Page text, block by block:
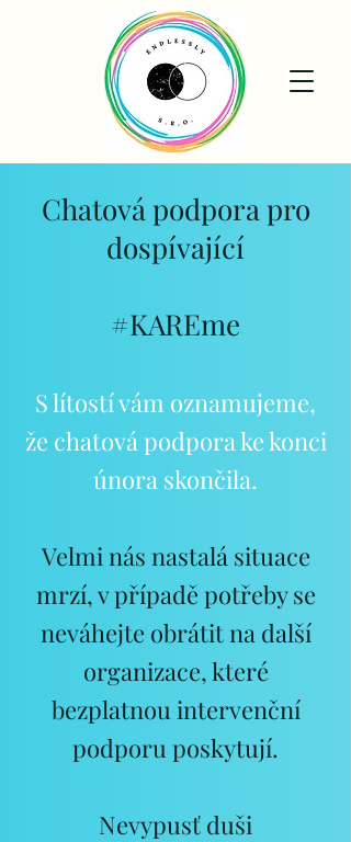
Chatová podpora pro
dospívající
#KAREme
S lítostí vám oznamujeme,
že chatová podpora ke konci
února skončila.
Velmi nás nastalá situace
mrzí, v případě potřeby se
neváhejte obrátit na další
organizace, které
bezplatnou intervenční
podporu poskytují.
Nevypusť duši